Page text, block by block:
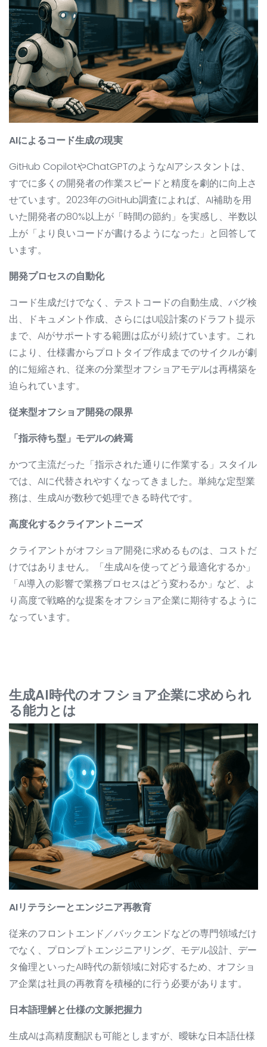
AIによるコード生成の現実
GitHub CopilotやChatGPTのようなAIアシスタントは、
すでに多くの開発者の作業スピードと精度を劇的に向上さ
せています。2023年のGitHub調査によれば、AI補助を用
いた開発者の80%以上が「時間の節約」を実感し、半数以
上が「より良いコードが書けるようになった」と回答して
います。
開発プロセスの自動化
コード生成だけでなく、テストコードの自動生成、バグ検
出、ドキュメント作成、さらにはUI設計案のドラフト提示
まで、AIがサポートする範囲は広がり続けています。これ
により、仕様書からプロトタイプ作成までのサイクルが劇
的に短縮され、従来の分業型オフショアモデルは再構築を
迫られています。
従来型オフショア開発の限界
「指示待ち型」モデルの終焉
かつて主流だった「指示された通りに作業する」スタイル
では、AIに代替されやすくなってきました。単純な定型業
務は、生成AIが数秒で処理できる時代です。
高度化するクライアントニーズ
クライアントがオフショア開発に求めるものは、コストだ
けではありません。「生成AIを使ってどう最適化するか」
「AI導入の影響で業務プロセスはどう変わるか」など、よ
り高度で戦略的な提案をオフショア企業に期待するように
なっています。
生成AI時代のオフショア企業に求められ
る能力とは
AIリテラシーとエンジニア再教育
従来のフロントエンド／バックエンドなどの専門領域だけ
でなく、プロンプトエンジニアリング、モデル設計、デー
タ倫理といったAI時代の新領域に対応するため、オフショ
ア企業は社員の再教育を積極的に行う必要があります。
日本語理解と仕様の文脈把握力
生成AIは高精度翻訳も可能としますが、曖昧な日本語仕様